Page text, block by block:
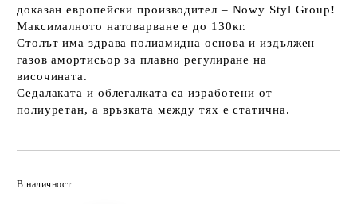
доказан европейски производител – Nowy Styl Group!
Максималното натоварване е до 130кг.
Столът има здрава полиамидна основа и издължен
газов амортисьор за плавно регулиране на
височината.
Седалаката и облегалката са изработени от
полиуретан, а връзката между тях е статична.
В наличност